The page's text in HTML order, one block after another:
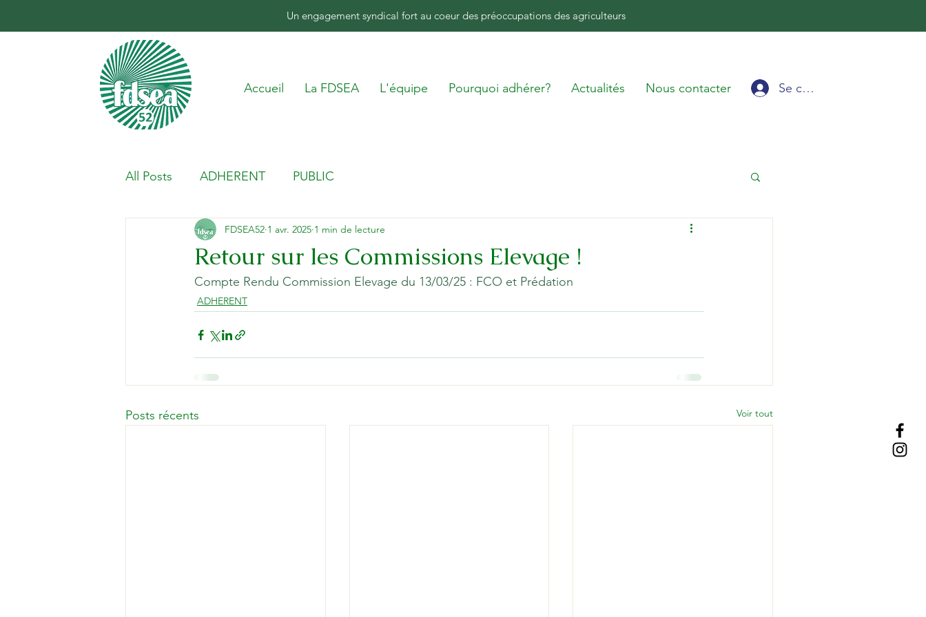
Un engagement syndical fort au coeur des préoccupations des agriculteurs
Accueil La FDSEA L'équipe Pourquoi adhérer? Actualités Nous contacter Se connecter
All Posts ADHERENT PUBLIC
Retour sur les Commissions Elevage !
FDSEA52 1 avr. 2025 1 min de lecture
Compte Rendu Commission Elevage du 13/03/25 : FCO et Prédation
ADHERENT
Posts récents Voir tout